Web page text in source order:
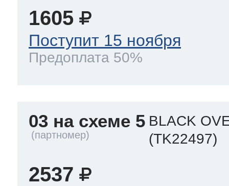
1605
Поступит 15 ноября
Предоплата 50%
03 на схеме 5 BLACK
(TK22497)
2537